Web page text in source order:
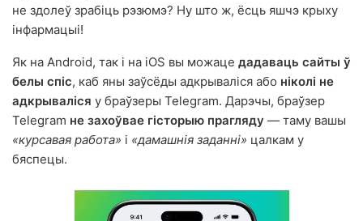
не здолеў зрабіць рэзюмэ? Ну што ж, ёсць яшчэ крыху
інфармацыі!
Як на Android, так і на iOS вы можаце дадаваць сайты ў
белы спіс, каб яны заўсёды адкрываліся або ніколі не
адкрываліся у браўзеры Telegram. Дарэчы, браўзер
Telegram не захоўвае гісторыю прагляду — таму вашы
«курсавая работа» і «дамашнія заданні» цалкам у
бяспецы.